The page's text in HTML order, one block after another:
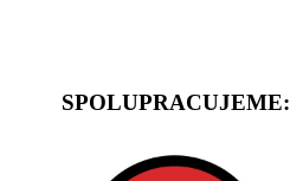
SPOLUPRACUJEME: